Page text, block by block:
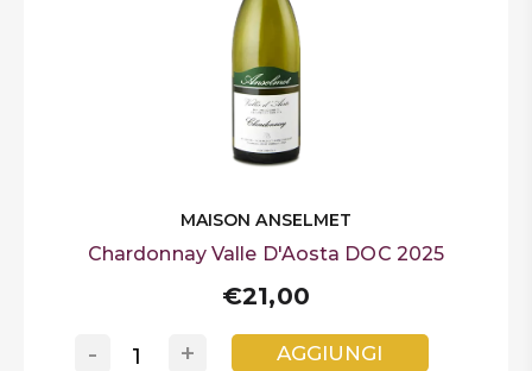
MAISON ANSELMET
Chardonnay Valle D'Aosta DOC 2025
€21,00
+
- AGGIUNGI